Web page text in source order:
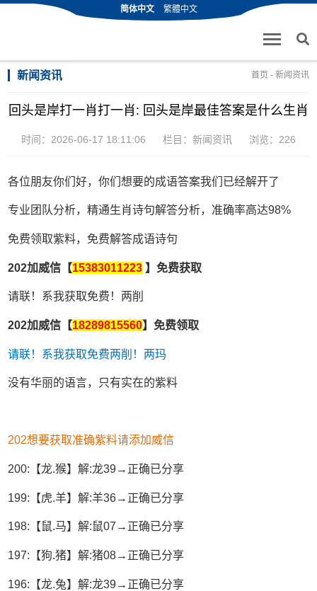
简体中文 繁體中文
新闻资讯 首页 - 新闻资讯
回头是岸打一肖打一肖: 回头是岸最佳答案是什么生肖
时间：2026-06-17 18:11:06 栏目： 新闻资讯 浏览：226
各位朋友你们好，你们想要的成语答案我们已经解开了
专业团队分析，精通生肖诗句解答分析，准确率高达98%
免费领取紫料，免费解答成语诗句
202加威信【15383011223 】免费获取
请联！系我获取免费！两削
202加威信【18289815560】免费领取
请联！系我获取免费两削！两玛
没有华丽的语言，只有实在的紫料
202想要获取准确紫料请添加威信
200:【龙.猴】解:龙39→正确已分享
199:【虎.羊】解:羊36→正确已分享
198:【鼠.马】解:鼠07→正确已分享
197:【狗.猪】解:猪08→正确已分享
196:【龙.兔】解:龙39→正确已分享